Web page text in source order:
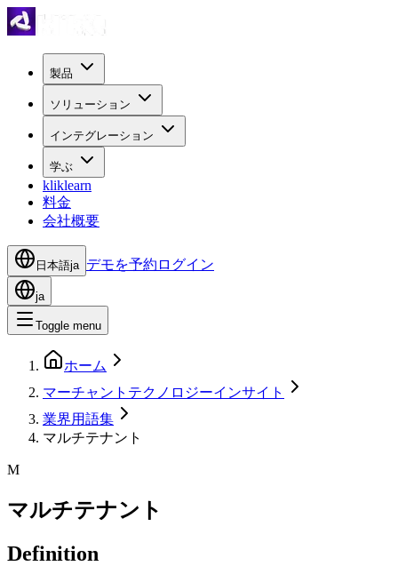
製品
ソリューション
インテグレーション
学ぶ
kliklearn
料金
会社概要
日本語ja デモを予約 ログイン
ja
Toggle menu
ホーム
マーチャントテクノロジーインサイト
業界用語集
マルチテナント
M
マルチテナント
Definition